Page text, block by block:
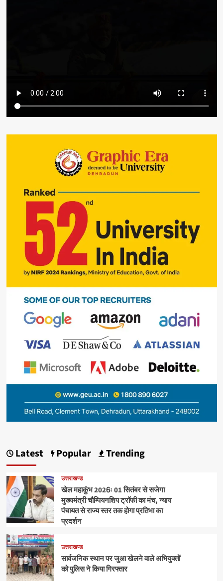
Latest Popular Trending
उत्तराखण्ड
खेल महाकुंभ 2026ः 01 सितंबर से सजेगा
मुख्यमंत्री चौम्पियनशिप ट्रॉफी का मंच, न्याय
पंचायत से राज्य स्तर तक होगा प्रतिभा का
प्रदर्शन
उत्तराखण्ड
सार्वजनिक स्थान पर जुआ खेलने वाले अभियुक्तों
को पुलिस ने किया गिरफ्तार